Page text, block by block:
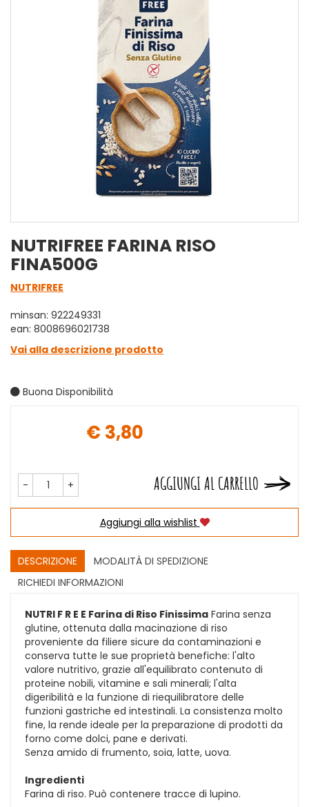
NUTRIFREE FARINA RISO
FINA500G
NUTRIFREE
minsan: 922249331
ean: 8008696021738
Vai alla descrizione prodotto
Buona Disponibilità
€ 3,80
- + AGGIUNGI AL CARRELLO
Aggiungi alla wishlist
DESCRIZIONE
MODALITÀ DI SPEDIZIONE
RICHIEDI INFORMAZIONI
NUTRI F R E E Farina di Riso Finissima Farina senza
glutine, ottenuta dalla macinazione di riso
proveniente da filiere sicure da contaminazioni e
conserva tutte le sue proprietà benefiche: l'alto
valore nutritivo, grazie all'equilibrato contenuto di
proteine nobili, vitamine e sali minerali; l'alta
digeribilità e la funzione di riequilibratore delle
funzioni gastriche ed intestinali. La consistenza molto
fine, la rende ideale per la preparazione di prodotti da
forno come dolci, pane e derivati.
Senza amido di frumento, soia, latte, uova.
Ingredienti
Farina di riso. Può contenere tracce di lupino.